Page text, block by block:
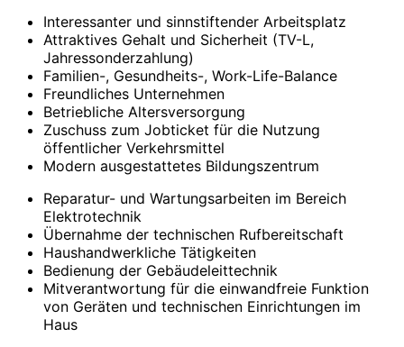
Interessanter und sinnstiftender Arbeitsplatz
Attraktives Gehalt und Sicherheit (TV-L,
Jahressonderzahlung)
Familien-, Gesundheits-, Work-Life-Balance
Freundliches Unternehmen
Betriebliche Altersversorgung
Zuschuss zum Jobticket für die Nutzung
öffentlicher Verkehrsmittel
Modern ausgestattetes Bildungszentrum
Reparatur- und Wartungsarbeiten im Bereich
Elektrotechnik
Übernahme der technischen Rufbereitschaft
Haushandwerkliche Tätigkeiten
Bedienung der Gebäudeleittechnik
Mitverantwortung für die einwandfreie Funktion
von Geräten und technischen Einrichtungen im
Haus